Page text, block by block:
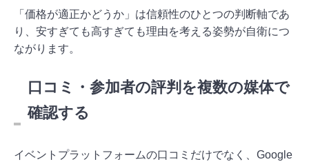
「価格が適正かどうか」は信頼性のひとつの判断軸であ
り、安すぎても高すぎても理由を考える姿勢が自衛につ
ながります。
口コミ・参加者の評判を複数の媒体で
確認する
イベントプラットフォームの口コミだけでなく、Google